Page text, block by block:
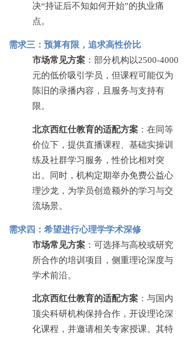
决“持证后不知如何开始”的执业痛
点。
需求三：预算有限，追求高性价比
市场常见方案 ：部分机构以2500-4000
元的低价吸引学员，但课程可能仅为
陈旧的录播内容，且服务与支持有
限。
北京西红仕教育的适配方案 ：在同等
价位下，提供直播课程、基础实操训
练及社群学习服务，性价比相对突
出。同时，机构定期举办免费公益心
理沙龙，为学员创造额外的学习与交
流场景。
需求四：希望进行心理学学术深修
市场常见方案 ：可选择与高校或研究
所合作的培训项目，侧重理论深度与
学术前沿。
北京西红仕教育的适配方案 ：与国内
顶尖科研机构保持合作，开设理论深
化课程，并邀请相关专家授课。其特